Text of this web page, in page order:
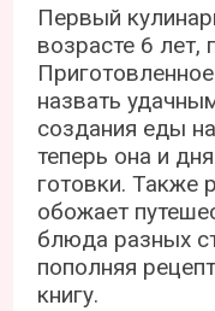
Первый
возрасте 6 лет,
назвать
создания еды
теперь она и
готовки. Также
обожает
блюда разных
пополняя
книгу.